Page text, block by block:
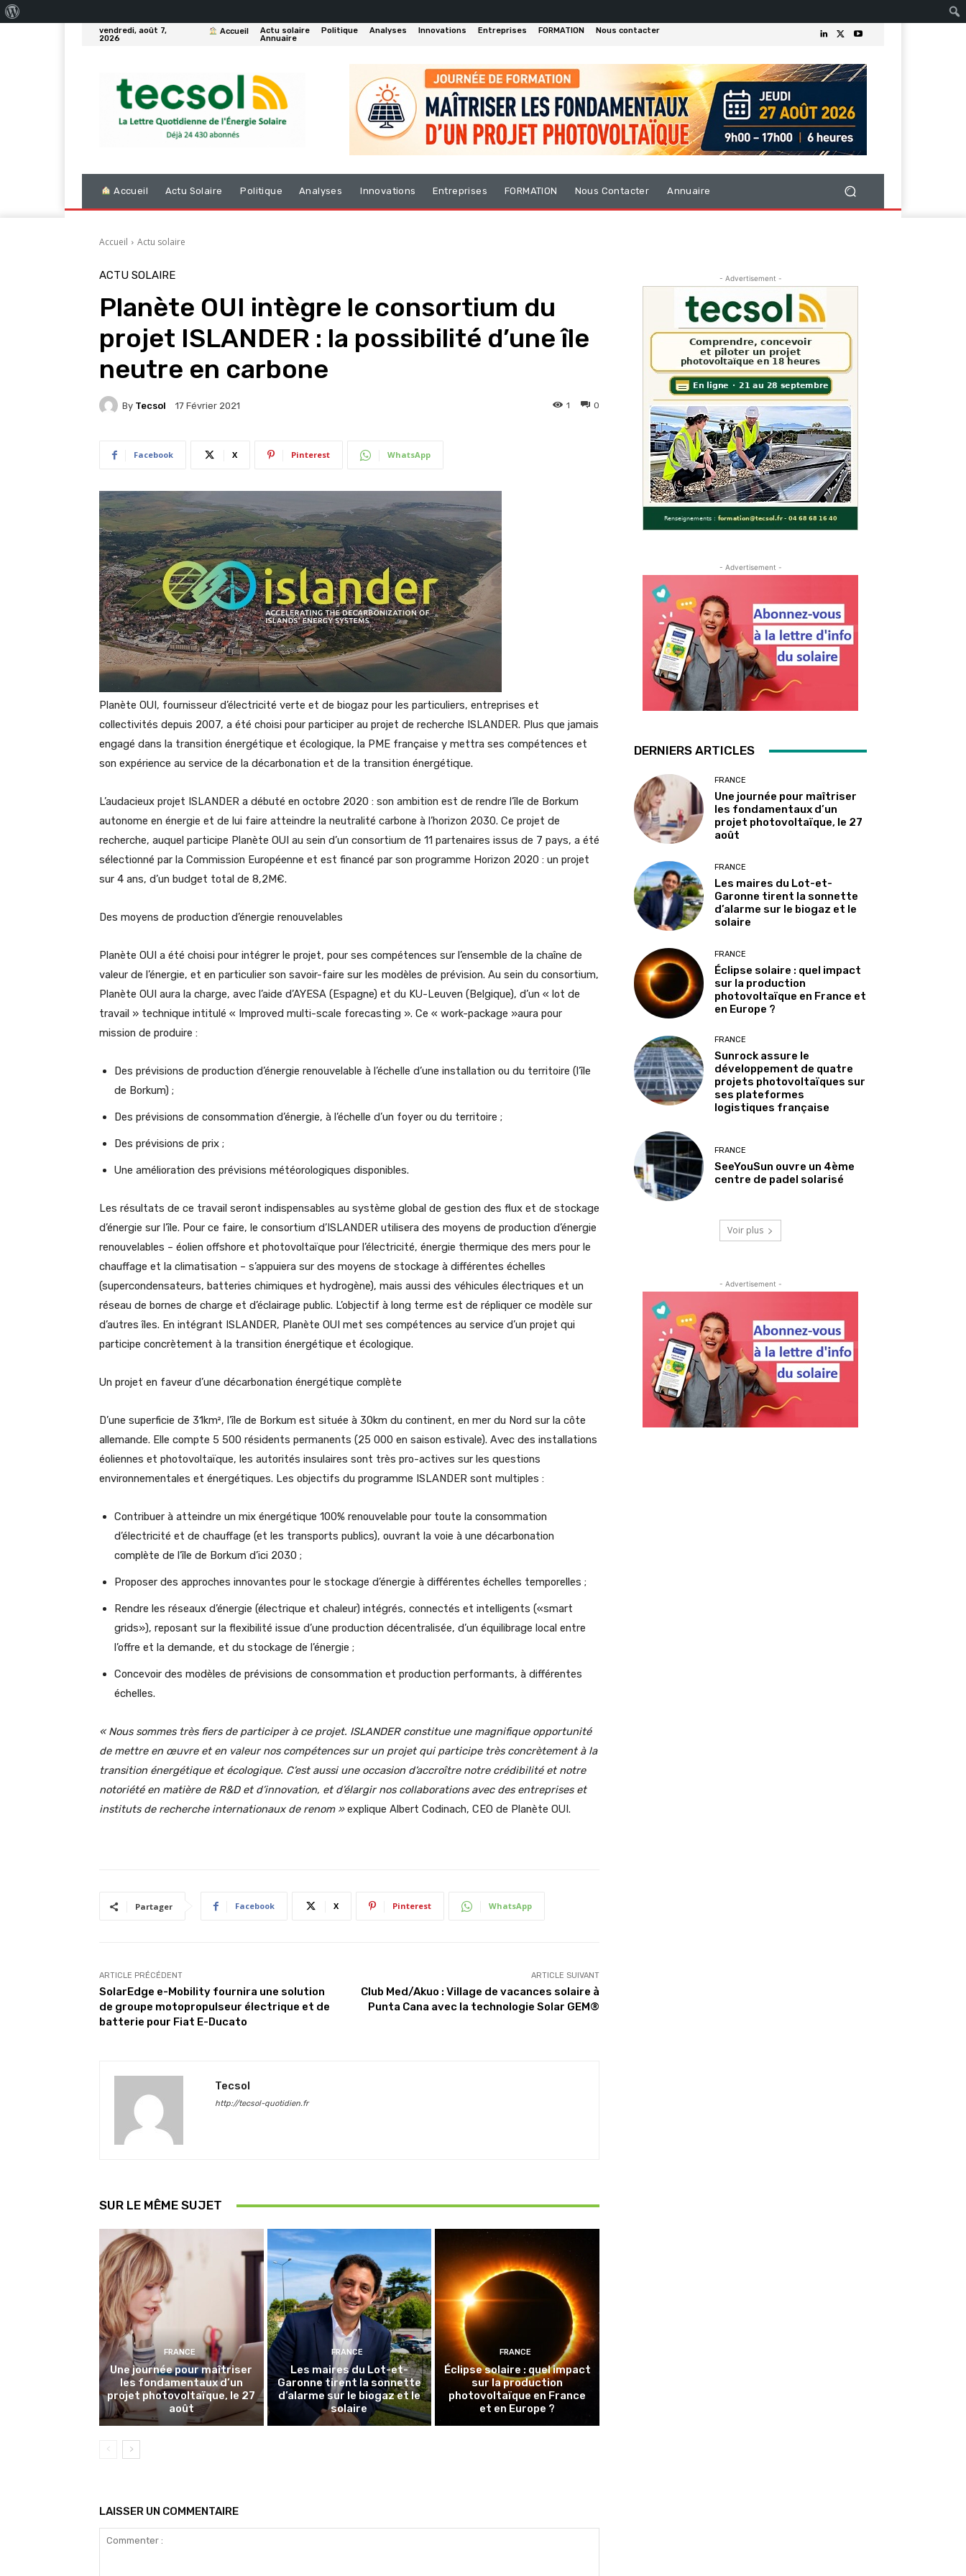
vendredi, août 7,
2026
Accueil Actu solaire Politique Analyses Innovations Entreprises FORMATION
Nous contacter
Annuaire
Accueil Actu Solaire Politique Analyses Innovations Entreprises FORMATION Nous Contacter Annuaire
Accueil Actu solaire
ACTU SOLAIRE
Planète OUI intègre le consortium du
projet ISLANDER : la possibilité d’une île
neutre en carbone
By Tecsol 17 Février 2021 0
1
Facebook X Pinterest WhatsApp
Planète OUI, fournisseur d’électricité verte et de biogaz pour les particuliers, entreprises et
collectivités depuis 2007, a été choisi pour participer au projet de recherche ISLANDER. Plus que jamais
engagé dans la transition énergétique et écologique, la PME française y mettra ses compétences et
son expérience au service de la décarbonation et de la transition énergétique.
L’audacieux projet ISLANDER a débuté en octobre 2020 : son ambition est de rendre l’île de Borkum
autonome en énergie et de lui faire atteindre la neutralité carbone à l’horizon 2030. Ce projet de
recherche, auquel participe Planète OUI au sein d’un consortium de 11 partenaires issus de 7 pays, a été
sélectionné par la Commission Européenne et est financé par son programme Horizon 2020 : un projet
sur 4 ans, d’un budget total de 8,2M€.
Des moyens de production d’énergie renouvelables
Planète OUI a été choisi pour intégrer le projet, pour ses compétences sur l’ensemble de la chaîne de
valeur de l’énergie, et en particulier son savoir-faire sur les modèles de prévision. Au sein du consortium,
Planète OUI aura la charge, avec l’aide d’AYESA (Espagne) et du KU-Leuven (Belgique), d’un « lot de
travail » technique intitulé « Improved multi-scale forecasting ». Ce « work-package »aura pour
mission de produire :
Des prévisions de production d’énergie renouvelable à l’échelle d’une installation ou du territoire (l’île
de Borkum) ;
Des prévisions de consommation d’énergie, à l’échelle d’un foyer ou du territoire ;
Des prévisions de prix ;
Une amélioration des prévisions météorologiques disponibles.
Les résultats de ce travail seront indispensables au système global de gestion des flux et de stockage
d’énergie sur l’île. Pour ce faire, le consortium d’ISLANDER utilisera des moyens de production d’énergie
renouvelables – éolien offshore et photovoltaïque pour l’électricité, énergie thermique des mers pour le
chauffage et la climatisation – s’appuiera sur des moyens de stockage à différentes échelles
(supercondensateurs, batteries chimiques et hydrogène), mais aussi des véhicules électriques et un
réseau de bornes de charge et d’éclairage public. L’objectif à long terme est de répliquer ce modèle sur
d’autres îles. En intégrant ISLANDER, Planète OUI met ses compétences au service d’un projet qui
participe concrètement à la transition énergétique et écologique.
Un projet en faveur d’une décarbonation énergétique complète
D’une superficie de 31km², l’île de Borkum est située à 30km du continent, en mer du Nord sur la côte
allemande. Elle compte 5 500 résidents permanents (25 000 en saison estivale). Avec des installations
éoliennes et photovoltaïque, les autorités insulaires sont très pro-actives sur les questions
environnementales et énergétiques. Les objectifs du programme ISLANDER sont multiples :
Contribuer à atteindre un mix énergétique 100% renouvelable pour toute la consommation
d’électricité et de chauffage (et les transports publics), ouvrant la voie à une décarbonation
complète de l’île de Borkum d’ici 2030 ;
Proposer des approches innovantes pour le stockage d’énergie à différentes échelles temporelles ;
Rendre les réseaux d’énergie (électrique et chaleur) intégrés, connectés et intelligents («smart
grids»), reposant sur la flexibilité issue d’une production décentralisée, d’un équilibrage local entre
l’offre et la demande, et du stockage de l’énergie ;
Concevoir des modèles de prévisions de consommation et production performants, à différentes
échelles.
« Nous sommes très fiers de participer à ce projet. ISLANDER constitue une magnifique opportunité
de mettre en œuvre et en valeur nos compétences sur un projet qui participe très concrètement à la
transition énergétique et écologique. C’est aussi une occasion d’accroître notre crédibilité et notre
notoriété en matière de R&D et d’innovation, et d’élargir nos collaborations avec des entreprises et
instituts de recherche internationaux de renom »explique Albert Codinach, CEO de Planète OUI.
Partager Facebook X Pinterest WhatsApp
ARTICLE PRÉCÉDENT
SolarEdge e-Mobility fournira une solution
de groupe motopropulseur électrique et de
batterie pour Fiat E-Ducato
ARTICLE SUIVANT
Club Med/Akuo : Village de vacances solaire à
Punta Cana avec la technologie Solar GEM®
Tecsol
http://tecsol-quotidien.fr
SUR LE MÊME SUJET
FRANCE
Une journée pour maîtriser
les fondamentaux d’un
projet photovoltaïque, le 27
août
FRANCE
Les maires du Lot-et-
Garonne tirent la sonnette
d’alarme sur le biogaz et le
solaire
FRANCE
Éclipse solaire : quel impact
sur la production
photovoltaïque en France
et en Europe ?
LAISSER UN COMMENTAIRE
- Advertisement -
- Advertisement -
DERNIERS ARTICLES
FRANCE
Une journée pour maîtriser
les fondamentaux d’un
projet photovoltaïque, le 27
août
FRANCE
Les maires du Lot-et-
Garonne tirent la sonnette
d’alarme sur le biogaz et le
solaire
FRANCE
Éclipse solaire : quel impact
sur la production
photovoltaïque en France et
en Europe ?
FRANCE
Sunrock assure le
développement de quatre
projets photovoltaïques sur
ses plateformes
logistiques française
FRANCE
SeeYouSun ouvre un 4ème
centre de padel solarisé
Voir plus
- Advertisement -